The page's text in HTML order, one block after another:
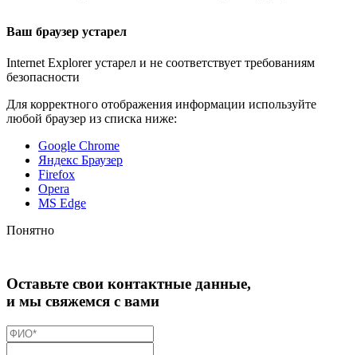
Ваш браузер устарел
Internet Explorer устарел и не соответствует требованиям
безопасности
Для корректного отображения информации используйте
любой браузер из списка ниже:
Google Chrome
Яндекс Браузер
Firefox
Opera
MS Edge
Понятно
Оставьте свои контактные данные,
и мы свяжемся с вами